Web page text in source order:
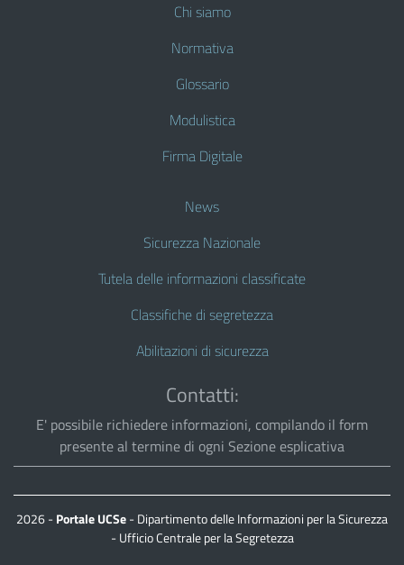
Chi siamo
Normativa
Glossario
Modulistica
Firma Digitale
News
Sicurezza Nazionale
Tutela delle informazioni classificate
Classifiche di segretezza
Abilitazioni di sicurezza
Contatti:
E' possibile richiedere informazioni, compilando il form
presente al termine di ogni Sezione esplicativa
2026 -Portale UCSe- Dipartimento delle Informazioni per la Sicurezza
- Ufficio Centrale per la Segretezza